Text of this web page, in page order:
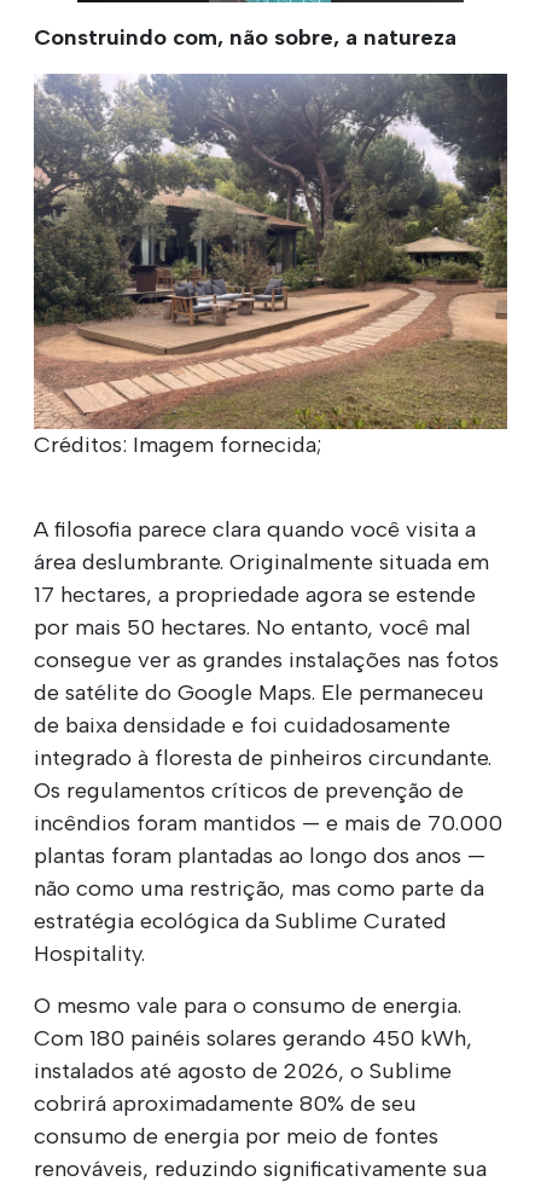
Construindo com, não sobre, a natureza
Créditos: Imagem fornecida;
A filosofia parece clara quando você visita a
área deslumbrante. Originalmente situada em
17 hectares, a propriedade agora se estende
por mais 50 hectares. No entanto, você mal
consegue ver as grandes instalações nas fotos
de satélite do Google Maps. Ele permaneceu
de baixa densidade e foi cuidadosamente
integrado à floresta de pinheiros circundante.
Os regulamentos críticos de prevenção de
incêndios foram mantidos — e mais de 70.000
plantas foram plantadas ao longo dos anos —
não como uma restrição, mas como parte da
estratégia ecológica da Sublime Curated
Hospitality.
O mesmo vale para o consumo de energia.
Com 180 painéis solares gerando 450 kWh,
instalados até agosto de 2026, o Sublime
cobrirá aproximadamente 80% de seu
consumo de energia por meio de fontes
renováveis, reduzindo significativamente sua